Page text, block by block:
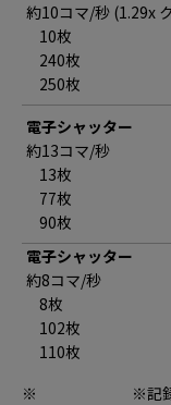
約10コマ/秒 (1.29x
10枚
240枚
250枚
電子シャッター
約13コマ/秒
13枚
77枚
90枚
電子シャッター
約8コマ/秒
8枚
102枚
110枚
※
※記